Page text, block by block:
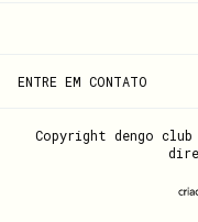
ENTRE EM CONTATO
Copyright dengo club